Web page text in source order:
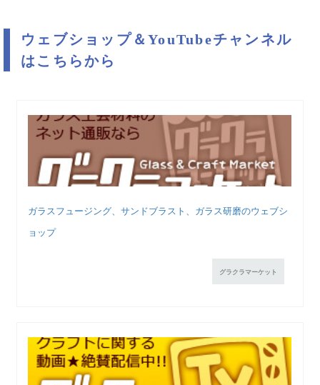
ウェブショップ＆YouTubeチャンネル
はこちらから
ガラスフュージング、サンドブラスト、ガラス研磨のウェブシ
ョップ
グラクラマーケット